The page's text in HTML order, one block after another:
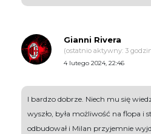
Gianni Rivera
(ostatnio aktywny: 3
4 lutego 2024, 22:46
I bardzo dobrze. Niech mu się
wyszło, była możliwość na flopa i
odbudował i Milan przyjemnie